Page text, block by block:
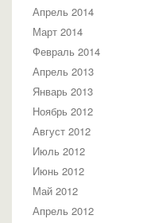
Апрель 2014
Март 2014
Февраль 2014
Апрель 2013
Январь 2013
Ноябрь 2012
Август 2012
Июль 2012
Июнь 2012
Май 2012
Апрель 2012